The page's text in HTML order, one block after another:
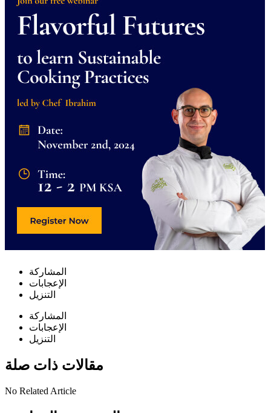
المشاركة
الإعجابات
التنزيل
المشاركة
الإعجابات
التنزيل
مقالات ذات صلة
No Related Article